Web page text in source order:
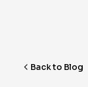
Back to Blog